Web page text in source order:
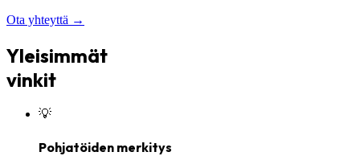
Ota yhteyttä →
Yleisimmät
vinkit
💡
Pohjatöiden merkitys